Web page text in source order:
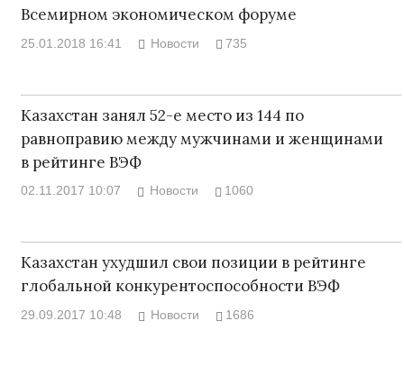
Всемирном экономическом форуме
25.01.2018 16:41 Новости 735
Казахстан занял 52-е место из 144 по
равноправию между мужчинами и женщинами
в рейтинге ВЭФ
02.11.2017 10:07 Новости 1060
Казахстан ухудшил свои позиции в рейтинге
глобальной конкурентоспособности ВЭФ
29.09.2017 10:48 Новости 1686